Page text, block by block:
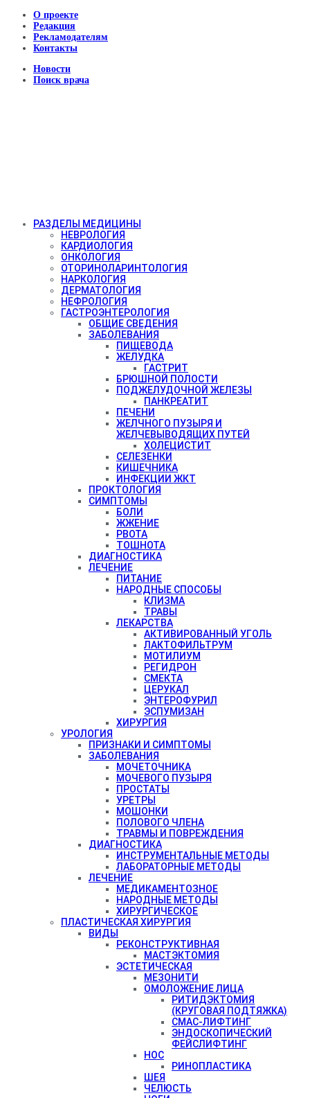
О проекте
Редакция
Рекламодателям
Контакты
Новости
Поиск врача
РАЗДЕЛЫ МЕДИЦИНЫ
НЕВРОЛОГИЯ
КАРДИОЛОГИЯ
ОНКОЛОГИЯ
ОТОРИНОЛАРИНТОЛОГИЯ
НАРКОЛОГИЯ
ДЕРМАТОЛОГИЯ
НЕФРОЛОГИЯ
ГАСТРОЭНТЕРОЛОГИЯ
ОБЩИЕ СВЕДЕНИЯ
ЗАБОЛЕВАНИЯ
ПИЩЕВОДА
ЖЕЛУДКА
ГАСТРИТ
БРЮШНОЙ ПОЛОСТИ
ПОДЖЕЛУДОЧНОЙ ЖЕЛЕЗЫ
ПАНКРЕАТИТ
ПЕЧЕНИ
ЖЕЛЧНОГО ПУЗЫРЯ И
ЖЕЛЧЕВЫВОДЯЩИХ ПУТЕЙ
ХОЛЕЦИСТИТ
СЕЛЕЗЕНКИ
КИШЕЧНИКА
ИНФЕКЦИИ ЖКТ
ПРОКТОЛОГИЯ
СИМПТОМЫ
БОЛИ
ЖЖЕНИЕ
РВОТА
ТОШНОТА
ДИАГНОСТИКА
ЛЕЧЕНИЕ
ПИТАНИЕ
НАРОДНЫЕ СПОСОБЫ
КЛИЗМА
ТРАВЫ
ЛЕКАРСТВА
АКТИВИРОВАННЫЙ УГОЛЬ
ЛАКТОФИЛЬТРУМ
МОТИЛИУМ
РЕГИДРОН
СМЕКТА
ЦЕРУКАЛ
ЭНТЕРОФУРИЛ
ЭСПУМИЗАН
ХИРУРГИЯ
УРОЛОГИЯ
ПРИЗНАКИ И СИМПТОМЫ
ЗАБОЛЕВАНИЯ
МОЧЕТОЧНИКА
МОЧЕВОГО ПУЗЫРЯ
ПРОСТАТЫ
УРЕТРЫ
МОШОНКИ
ПОЛОВОГО ЧЛЕНА
ТРАВМЫ И ПОВРЕЖДЕНИЯ
ДИАГНОСТИКА
ИНСТРУМЕНТАЛЬНЫЕ МЕТОДЫ
ЛАБОРАТОРНЫЕ МЕТОДЫ
ЛЕЧЕНИЕ
МЕДИКАМЕНТОЗНОЕ
НАРОДНЫЕ МЕТОДЫ
ХИРУРГИЧЕСКОЕ
ПЛАСТИЧЕСКАЯ ХИРУРГИЯ
ВИДЫ
РЕКОНСТРУКТИВНАЯ
МАСТЭКТОМИЯ
ЭСТЕТИЧЕСКАЯ
МЕЗОНИТИ
ОМОЛОЖЕНИЕ ЛИЦА
РИТИДЭКТОМИЯ
(КРУГОВАЯ ПОДТЯЖКА)
СМАС-ЛИФТИНГ
ЭНДОСКОПИЧЕСКИЙ
ФЕЙСЛИФТИНГ
НОС
РИНОПЛАСТИКА
ШЕЯ
ЧЕЛЮСТЬ